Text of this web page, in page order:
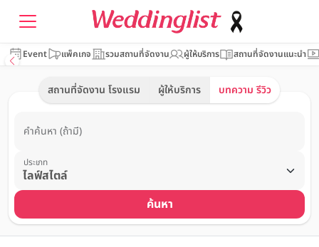
Event แพ็คเกจ รวมสถานที่จัดงาน ผู้ให้บริการ สถานที่จัดงานแนะนำ
สถานที่จัดงาน โรงแรม ผู้ให้บริการ บทความ รีวิว
คำค้นหา (ถ้ามี)
ประเภท
ค้นหา